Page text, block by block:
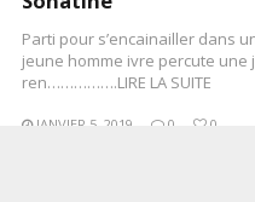
Parti pour s’encainailler dans
jeune homme ivre percute une
ren…………….LIRE LA SUITE
JANVIER 5, 2019 0 0